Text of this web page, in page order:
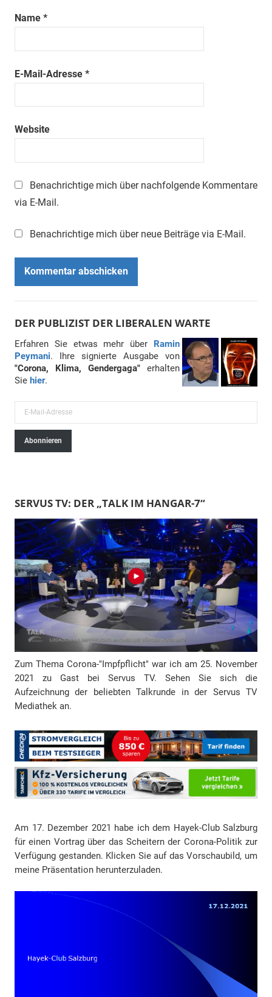
Name *
E-Mail-Adresse *
Website
Benachrichtige mich über nachfolgende Kommentare
via E-Mail.
Benachrichtige mich über neue Beiträge via E-Mail.
DER PUBLIZIST DER LIBERALEN WARTE
Erfahren Sie etwas mehr über Ramin
Peymani. Ihre signierte Ausgabe von
"Corona, Klima, Gendergaga" erhalten
Sie hier.
-
-
A
d
r
e
s
s
Abonnieren
SERVUS TV: DER „TALK IM HANGAR-7“
Zum Thema Corona-"Impfpflicht" war ich am 25. November
2021 zu Gast bei Servus TV. Sehen Sie sich die
Aufzeichnung der beliebten Talkrunde in der Servus TV
Mediathek an.
Am 17. Dezember 2021 habe ich dem Hayek-Club Salzburg
für einen Vortrag über das Scheitern der Corona-Politik zur
Verfügung gestanden. Klicken Sie auf das Vorschaubild, um
meine Präsentation herunterzuladen.